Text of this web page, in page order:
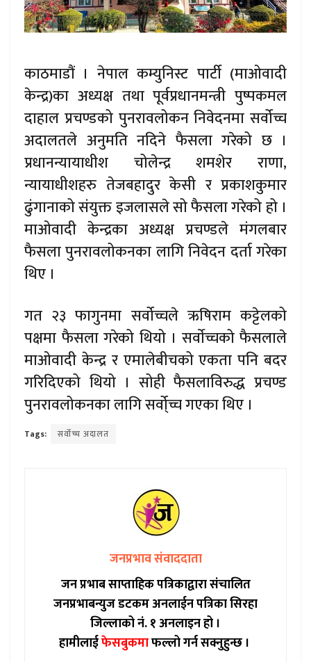
काठमाडौं । नेपाल कम्युनिस्ट पार्टी (माओवादी
केन्द्र)का अध्यक्ष तथा पूर्वप्रधानमन्त्री पुष्पकमल
दाहाल प्रचण्डको पुनरावलोकन निवेदनमा सर्वोच्च
अदालतले अनुमति नदिने फैसला गरेको छ ।
प्रधानन्यायाधीश चोलेन्द्र शमशेर राणा,
न्यायाधीशहरु तेजबहादुर केसी र प्रकाशकुमार
ढुंगानाको संयुक्त इजलासले सो फैसला गरेको हो ।
माओवादी केन्द्रका अध्यक्ष प्रचण्डले मंगलबार
फैसला पुनरावलोकनका लागि निवेदन दर्ता गरेका
थिए ।
गत २३ फागुनमा सर्वोच्चले ऋषिराम कट्टेलको
पक्षमा फैसला गरेको थियो । सर्वाेच्चको फैसलाले
माओवादी केन्द्र र एमालेबीचको एकता पनि बदर
गरिदिएको थियो । सोही फैसलाविरुद्ध प्रचण्ड
पुनरावलोकनका लागि सर्वो्च्च गएका थिए ।
Tags: सर्वोच्च अदालत
जनप्रभाव संवाददाता
जन प्रभाब साप्ताहिक पत्रिकाद्वारा संचालित
जनप्रभाबन्युज डटकम अनलाईन पत्रिका सिरहा
जिल्लाको नं. १ अनलाइन हो ।
हामीलाईफेसबुकमाफल्लो गर्न सक्नुहुन्छ ।